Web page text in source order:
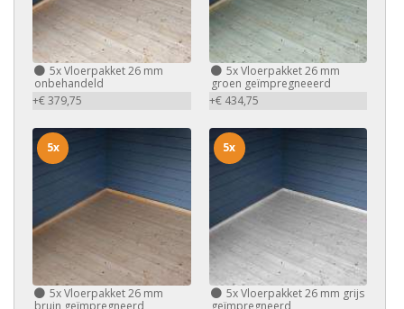
5xVloerpakket 26 mm
onbehandeld
+€ 379,75
5xVloerpakket 26 mm
groen geïmpregneeerd
+€ 434,75
5xVloerpakket 26 mm
bruin geïmpregneerd
5x
5xVloerpakket 26 mm grijs
geïmpregneerd
5x